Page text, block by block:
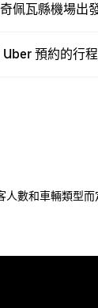
佩瓦縣機場出
預約的行
人數和車輛類型